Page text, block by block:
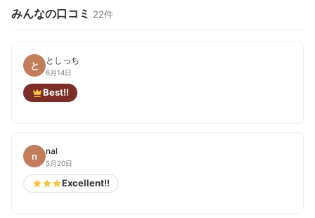
みんなの口コミ 22件
と としっち
6月14日
Best!!
n nal
5月20日
Excellent!!